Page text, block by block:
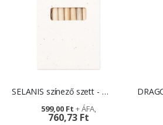
SELANIS színező szett - magpapír csomagolásban
760,73 Ft
599,00 Ft